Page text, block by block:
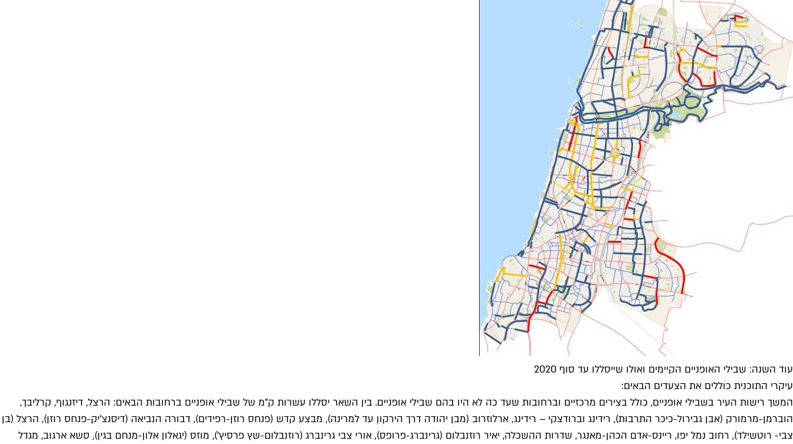
עוד השנה: שבילי האופניים הקיימים ואולו שייסללו עד סוף 2020
עיקרי התוכנית כוללים את הצעדים הבאים:
המשך רישות העיר בשבילי אופניים, כולל בצירים מרכזיים וברחובות שעד כה לא היו בהם שבילי אופניים. בין השאר יסללו עשרות ק"מ של שבילי אופניים ברחובות הבאים: הרצל, דיזנגוף, קרליבך,
הוברמן-מרמורק (אבן גבירול-כיכר התרבות), רידינג וברודצקי – רידינג, ארלוזרוב (מבן יהודה דרך הירקון עד למרינה), מבצע קדש (פנחס רוזן-רפידים), דבורה הנביאה (דיסנצ'יק-פנחס רוזן), הרצל (בן
צבי- רוטשילד), רחוב נמל יפו, ריינס-אדם הכהן-מאנגר, שדרות ההשכלה, יאיר רוזנבלום (גרינברג-פרופס), אורי צבי גרינברג (רוזנבלום-שץ פרסיץ'), מוזס (יגאלון אלון-מנחם בגין), סשא ארגוב, מגדל